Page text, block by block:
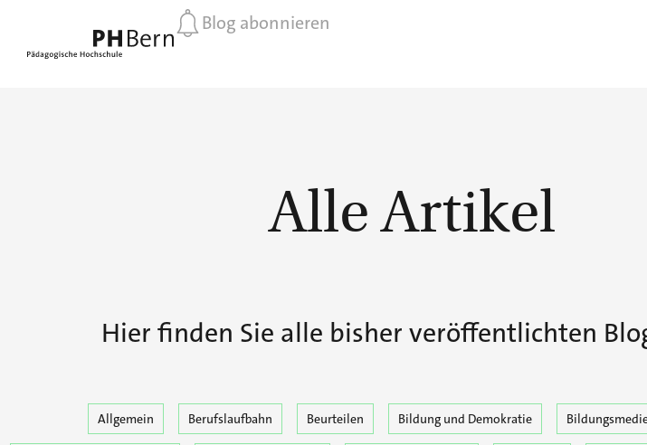
Blog abonnieren
Alle Artikel
Hier finden Sie alle bisher veröffentlichten
Allgemein Berufslaufbahn Beurteilen Bildung und Demokratie